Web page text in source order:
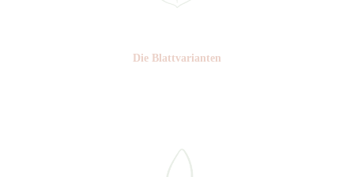
Die Blattvarianten